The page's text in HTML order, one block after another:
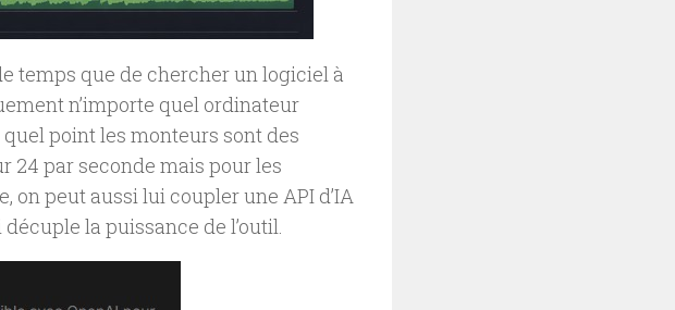
temps que de chercher un logiciel à
n’importe quel ordinateur
point les monteurs sont des
24 par seconde mais pour les
peut aussi lui coupler une API d’IA
décuple la puissance de l’outil.